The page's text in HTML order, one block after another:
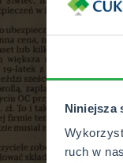
Niniejsza
ruch w